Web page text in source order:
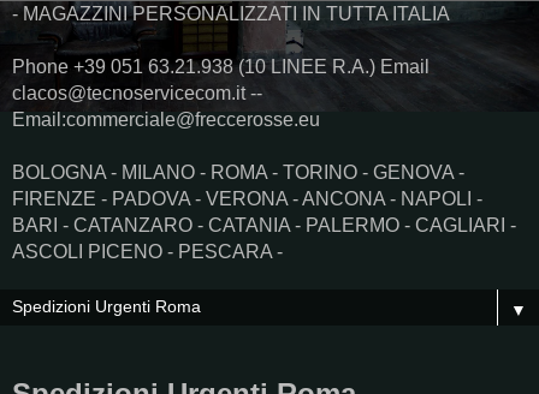
- MAGAZZINI PERSONALIZZATI IN TUTTA ITALIA
Phone +39 051 63.21.938 (10 LINEE R.A.) Email
clacos@tecnoservicecom.it --
Email:commerciale@freccerosse.eu
BOLOGNA - MILANO - ROMA - TORINO - GENOVA -
FIRENZE - PADOVA - VERONA - ANCONA - NAPOLI -
BARI - CATANZARO - CATANIA - PALERMO - CAGLIARI -
ASCOLI PICENO - PESCARA -
▼